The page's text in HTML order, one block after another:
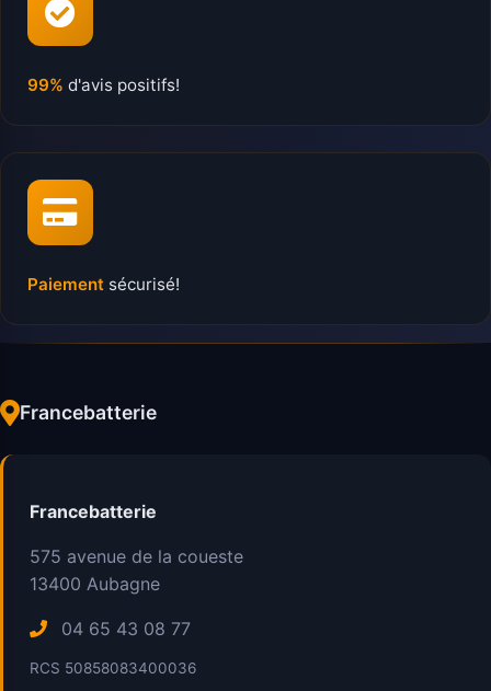
99% d'avis positifs!
Paiement sécurisé!
Francebatterie
Francebatterie
575 avenue de la coueste
13400 Aubagne
04 65 43 08 77
RCS 50858083400036